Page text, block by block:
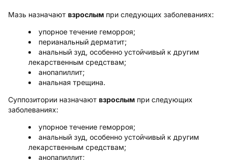
Мазь назначают взрослым при следующих заболеваниях:
упорное течение геморроя;
перианальный дерматит;
анальный зуд, особенно устойчивый к другим
лекарственным средствам;
анопапиллит;
анальная трещина.
Суппозитории назначают взрослым при следующих
заболеваниях:
упорное течение геморроя;
анальный зуд, особенно устойчивый к другим
лекарственным средствам;
анопапиллит;